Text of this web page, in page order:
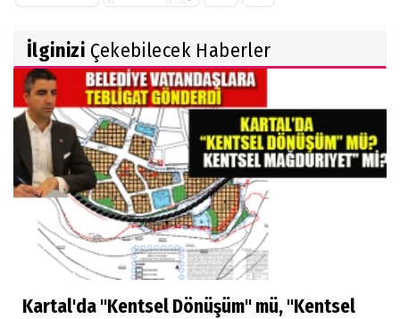
İlginizi Çekebilecek Haberler
Kartal'da "Kentsel Dönüşüm" mü, "Kentsel